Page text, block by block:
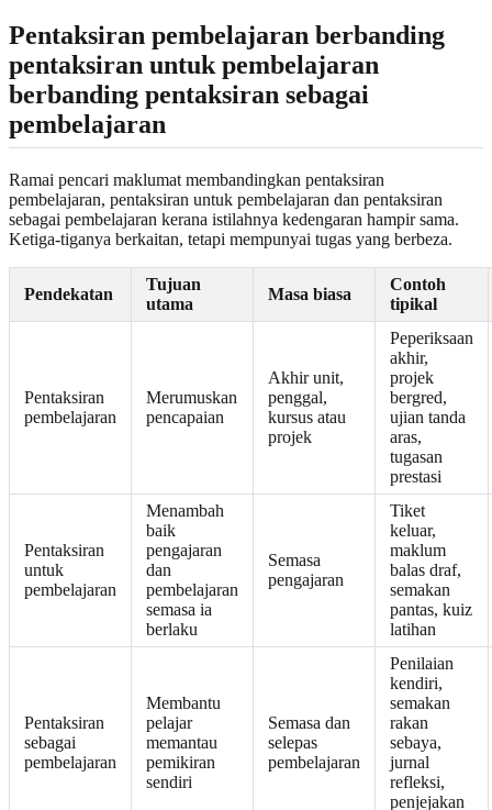
Pentaksiran pembelajaran berbanding
pentaksiran untuk pembelajaran
berbanding pentaksiran sebagai
pembelajaran
Ramai pencari maklumat membandingkan pentaksiran
pembelajaran, pentaksiran untuk pembelajaran dan pentaksiran
sebagai pembelajaran kerana istilahnya kedengaran hampir sama.
Ketiga-tiganya berkaitan, tetapi mempunyai tugas yang berbeza.
Pendekatan
Tujuan
utama
Masa biasa
Contoh
tipikal
Pentaksiran
pembelajaran
Merumuskan
pencapaian
Akhir unit,
penggal,
kursus atau
projek
Peperiksaan
akhir,
projek
bergred,
ujian tanda
aras,
tugasan
prestasi
Pentaksiran
untuk
pembelajaran
Menambah
baik
pengajaran
dan
pembelajaran
semasa ia
berlaku
Semasa
pengajaran
Tiket
keluar,
maklum
balas draf,
semakan
pantas, kuiz
latihan
Pentaksiran
sebagai
pembelajaran
Membantu
pelajar
memantau
pemikiran
sendiri
Semasa dan
selepas
pembelajaran
Penilaian
kendiri,
semakan
rakan
sebaya,
jurnal
refleksi,
penjejakan